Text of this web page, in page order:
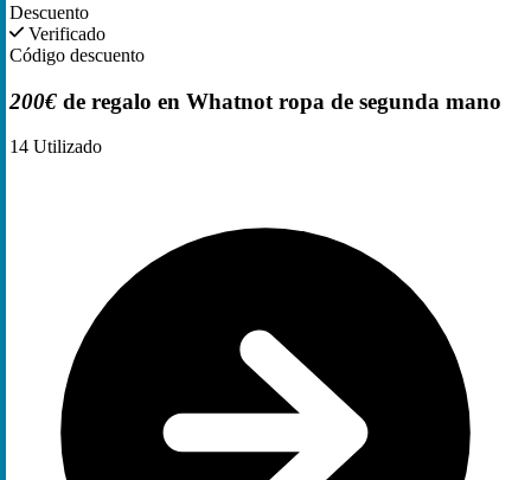
Descuento
Verificado
Código descuento
200€ de regalo en Whatnot ropa de segunda mano
14 Utilizado